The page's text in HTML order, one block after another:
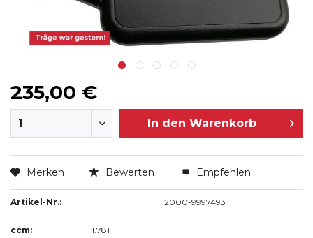
235,00 €
In den Warenkorb
Merken Bewerten Empfehlen
Artikel-Nr.: 2000-9997493
ccm:
1.781